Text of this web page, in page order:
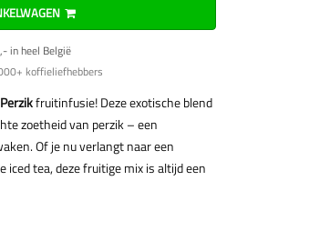
in heel België
koffieliefhebbers
fruitinfusie! Deze exotische blend
zoetheid van perzik – een
Of je nu verlangt naar een
tea, deze fruitige mix is altijd een